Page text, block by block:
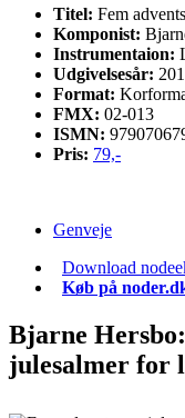
Titel: Fem
Komponist:
Instrumentaion:
Udgivelsesår:
Format:
FMX: 02-013
ISMN:
Pris: 79,-
Genveje
Download
Køb på
Bjarne
julesalmer for